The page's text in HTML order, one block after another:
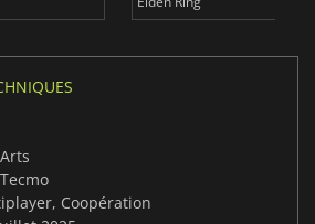
Coopération